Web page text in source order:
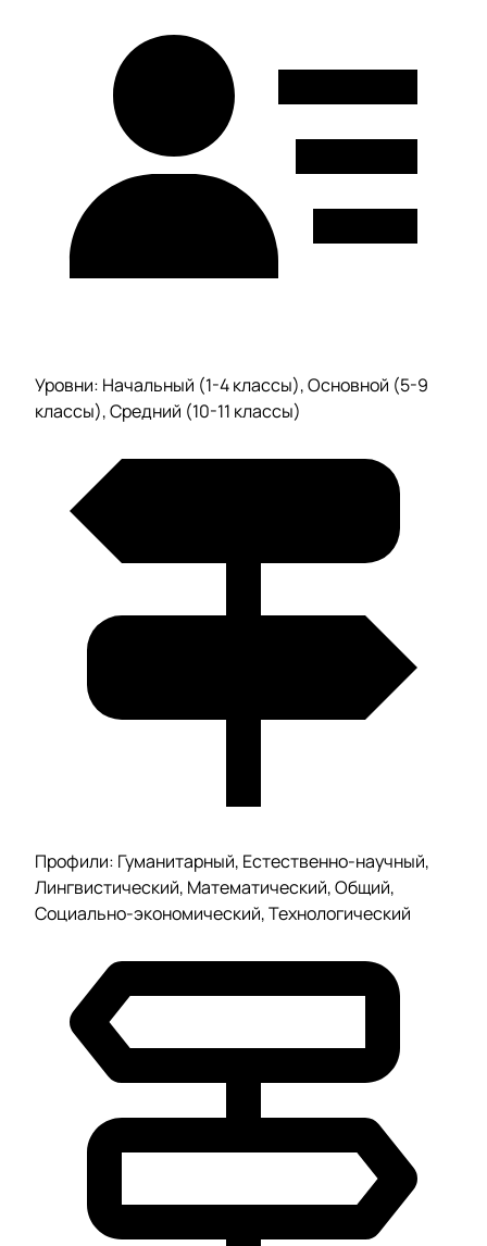
Уровни: Начальный (1-4 классы), Основной (5-9
классы), Средний (10-11 классы)
Профили: Гуманитарный, Естественно-научный,
Лингвистический, Математический, Общий,
Социально-экономический, Технологический